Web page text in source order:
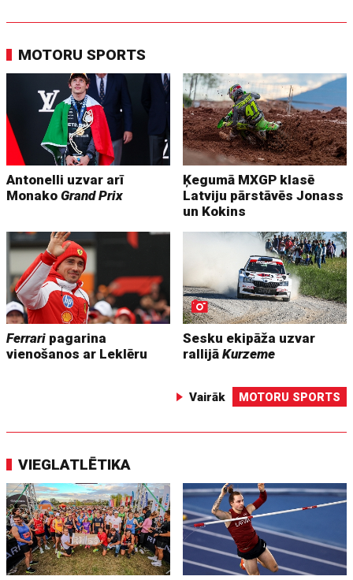
MOTORU SPORTS
Antonelli uzvar arī
MonakoGrand Prix
Ķegumā MXGP klasē
Latviju pārstāvēs Jonass
un Kokins
Ferrari pagarina
vienošanos ar Leklēru
Sesku ekipāža uzvar
rallijāKurzeme
Vairāk MOTORU SPORTS
VIEGLATLĒTIKA